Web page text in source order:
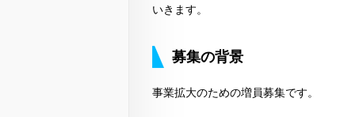
いきます。
募集の背景
事業拡大のための増員募集です。